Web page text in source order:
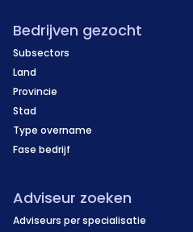
Bedrijven gezocht
Subsectors
Land
Provincie
Stad
Type overname
Fase bedrijf
Adviseur zoeken
Adviseurs per specialisatie